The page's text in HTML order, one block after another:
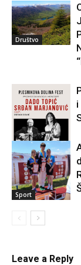
Društvo
Kultura
i
Sport
Leave a Reply